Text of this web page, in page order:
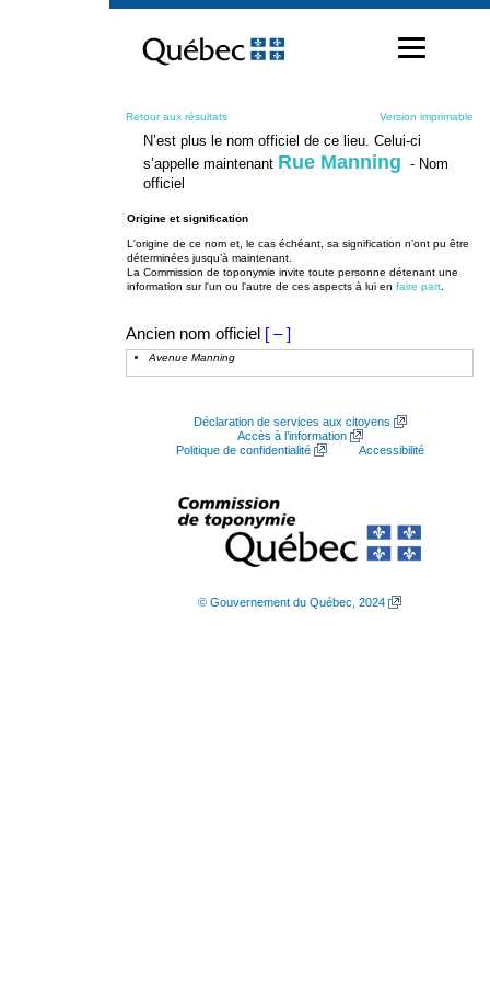
contenu
Retour aux résultats Version imprimable
N’est plus le nom officiel de ce lieu. Celui-ci
s’appelle maintenant Rue Manning - Nom
officiel
Origine et signification
L'origine de ce nom et, le cas échéant, sa signification n’ont pu être
déterminées jusqu’à maintenant.
La Commission de toponymie invite toute personne détenant une
information sur l'un ou l'autre de ces aspects à lui en faire part
Ancien nom officiel [ – ]
Avenue Manning
Déclaration de services aux citoyens
Accès à l’information
Politique de confidentialité
Accessibilité
© Gouvernement du Québec, 2024